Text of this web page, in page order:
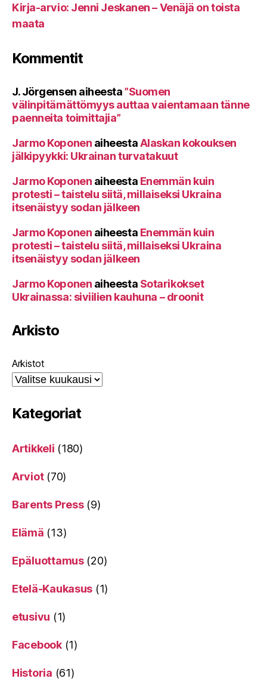
Kirja-arvio: Jenni Jeskanen – Venäjä on toista
maata
Kommentit
J. Jörgensen aiheesta”Suomen
välinpitämättömyys auttaa vaientamaan tänne
paenneita toimittajia”
Jarmo Koponen aiheestaAlaskan kokouksen
jälkipyykki: Ukrainan turvatakuut
Jarmo Koponen aiheesta Enemmän kuin
protesti – taistelu siitä, millaiseksi Ukraina
itsenäistyy sodan jälkeen
Jarmo Koponen aiheesta Enemmän kuin
protesti – taistelu siitä, millaiseksi Ukraina
itsenäistyy sodan jälkeen
Jarmo Koponen aiheesta Sotarikokset
Ukrainassa: siviilien kauhuna – droonit
Arkisto
Arkistot
Kategoriat
Artikkeli (180)
Arviot(70)
Barents Press(9)
Elämä (13)
Epäluottamus(20)
Etelä-Kaukasus (1)
etusivu (1)
Facebook(1)
Historia (61)